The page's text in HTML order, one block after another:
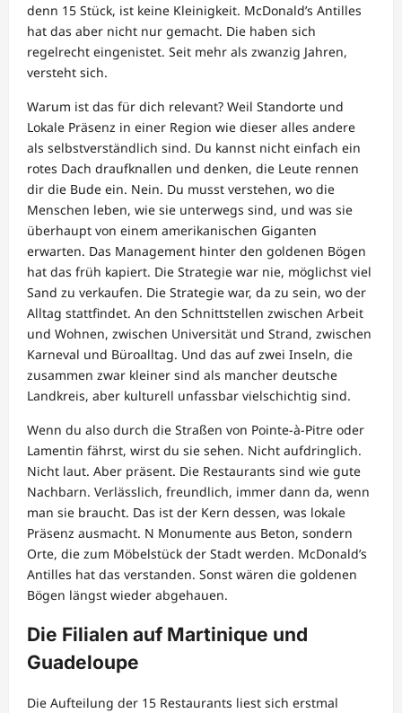
denn 15 Stück, ist keine Kleinigkeit. McDonald’s Antilles
hat das aber nicht nur gemacht. Die haben sich
regelrecht eingenistet. Seit mehr als zwanzig Jahren,
versteht sich.
Warum ist das für dich relevant? Weil Standorte und
Lokale Präsenz in einer Region wie dieser alles andere
als selbstverständlich sind. Du kannst nicht einfach ein
rotes Dach draufknallen und denken, die Leute rennen
dir die Bude ein. Nein. Du musst verstehen, wo die
Menschen leben, wie sie unterwegs sind, und was sie
überhaupt von einem amerikanischen Giganten
erwarten. Das Management hinter den goldenen Bögen
hat das früh kapiert. Die Strategie war nie, möglichst viel
Sand zu verkaufen. Die Strategie war, da zu sein, wo der
Alltag stattfindet. An den Schnittstellen zwischen Arbeit
und Wohnen, zwischen Universität und Strand, zwischen
Karneval und Büroalltag. Und das auf zwei Inseln, die
zusammen zwar kleiner sind als mancher deutsche
Landkreis, aber kulturell unfassbar vielschichtig sind.
Wenn du also durch die Straßen von Pointe-à-Pitre oder
Lamentin fährst, wirst du sie sehen. Nicht aufdringlich.
Nicht laut. Aber präsent. Die Restaurants sind wie gute
Nachbarn. Verlässlich, freundlich, immer dann da, wenn
man sie braucht. Das ist der Kern dessen, was lokale
Präsenz ausmacht. N Monumente aus Beton, sondern
Orte, die zum Möbelstück der Stadt werden. McDonald’s
Antilles hat das verstanden. Sonst wären die goldenen
Bögen längst wieder abgehauen.
Die Filialen auf Martinique und
Guadeloupe
Die Aufteilung der 15 Restaurants liest sich erstmal